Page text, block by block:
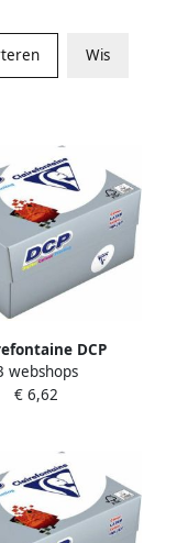
Wis
DCP
A4 250 g
van 125 vel
webshops
€ 6,62